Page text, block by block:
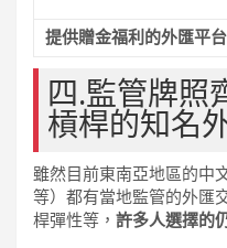
提供贈金福利的外匯平台
四.監管牌照
槓桿的知名
雖然目前東南亞地區的中
等）都有當地監管的外匯
桿彈性等， 許多人選擇的